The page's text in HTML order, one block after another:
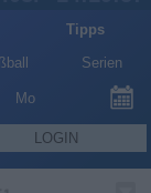
Tipps
Serien
Mo
LOGIN